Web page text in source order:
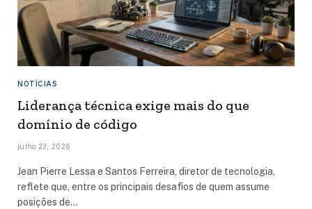
NOTÍCIAS
Liderança técnica exige mais do que
domínio de código
julho 23, 2026
Jean Pierre Lessa e Santos Ferreira, diretor de tecnologia,
reflete que, entre os principais desafios de quem assume
posições de…